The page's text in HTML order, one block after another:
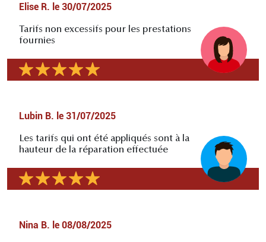
Elise R. le 30/07/2025
Tarifs non excessifs pour les prestations
fournies
Lubin B. le 31/07/2025
Les tarifs qui ont été appliqués sont à la
hauteur de la réparation effectuée
Nina B. le 08/08/2025